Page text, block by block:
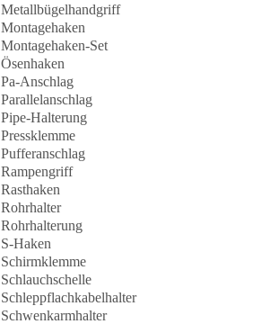
Metallbügelhandgriff
Montagehaken
Montagehaken-Set
Ösenhaken
Pa-Anschlag
Parallelanschlag
Pipe-Halterung
Pressklemme
Pufferanschlag
Rampengriff
Rasthaken
Rohrhalter
Rohrhalterung
S-Haken
Schirmklemme
Schlauchschelle
Schleppflachkabelhalter
Schwenkarmhalter